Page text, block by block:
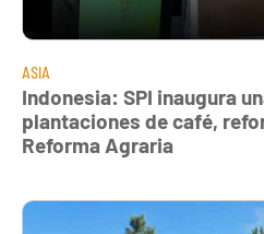
ASIA
Indonesia: SPI inaugura
plantaciones de café,
Reforma Agraria